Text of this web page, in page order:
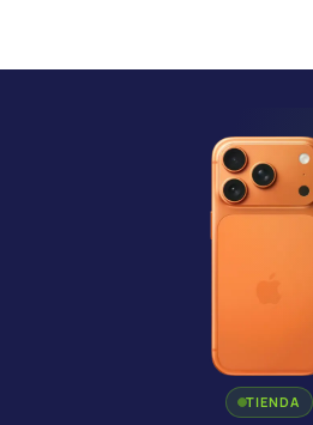
TIENDA